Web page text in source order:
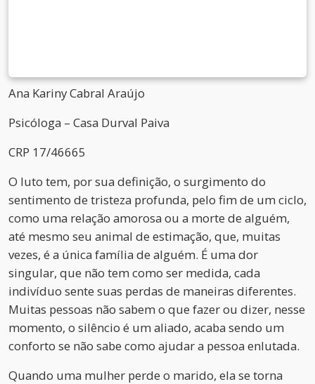
Ana Kariny Cabral Araújo
Psicóloga – Casa Durval Paiva
CRP 17/46665
O luto tem, por sua definição, o surgimento do
sentimento de tristeza profunda, pelo fim de um ciclo,
como uma relação amorosa ou a morte de alguém,
até mesmo seu animal de estimação, que, muitas
vezes, é a única família de alguém. É uma dor
singular, que não tem como ser medida, cada
indivíduo sente suas perdas de maneiras diferentes.
Muitas pessoas não sabem o que fazer ou dizer, nesse
momento, o silêncio é um aliado, acaba sendo um
conforto se não sabe como ajudar a pessoa enlutada.
Quando uma mulher perde o marido, ela se torna